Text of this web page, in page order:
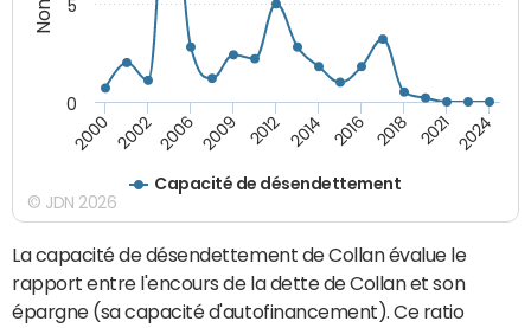
Capacité de désendettement
2000 2002 2006 2009 2012 2014 2016 2018 2021 2024
0
5
© JDN 2026
La capacité de désendettement de Collan évalue le
rapport entre l'encours de la dette de Collan et son
épargne (sa capacité d'autofinancement). Ce ratio